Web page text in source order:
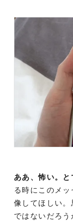
ああ、怖い。と
る時にこのメ
像してほしい
ではないだろう